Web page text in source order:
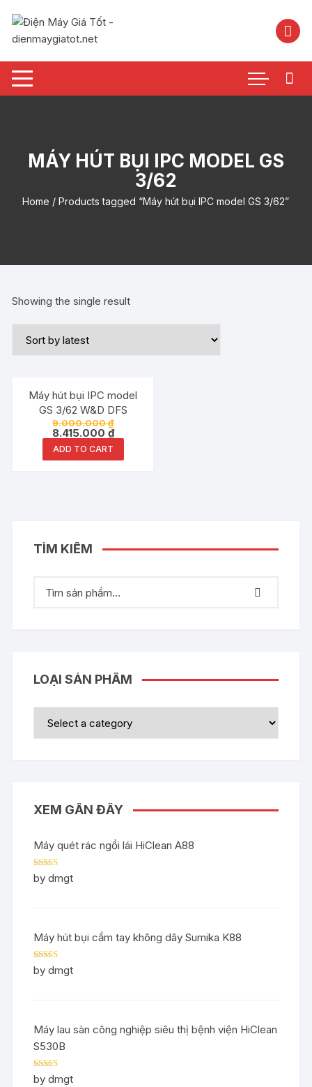
nội
MÁY HÚT BỤI IPC MODEL GS
3/62
Home / Products tagged “Máy hút bụi IPC model GS 3/62”
Showing the single result
Đang ưu đãi!
Máy hút bụi IPC model
GS 3/62 W&D DFS
9.000.000₫
8.415.000 ₫
ADD TO CART
TÌM KIẾM
LOẠI SẢN PHẨM
XEM GẦN ĐÂY
Máy quét rác ngồi lái HiClean A88
Rated5out
of 5
by dmgt
Máy hút bụi cầm tay không dây Sumika K88
Rated5out
of 5
by dmgt
Máy lau sàn công nghiệp siêu thị bệnh viện HiClean
S530B
Rated5out
by dmgt